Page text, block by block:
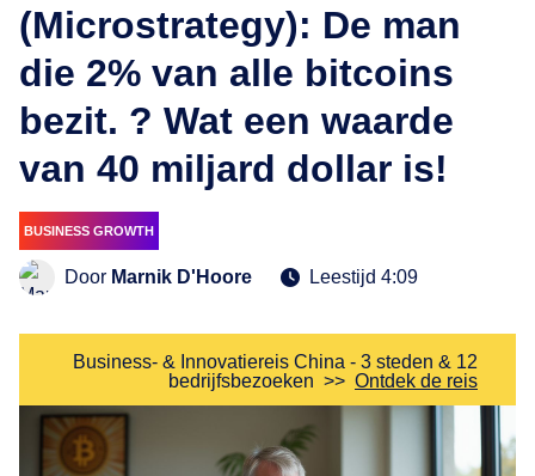
(Microstrategy): De man
die 2% van alle bitcoins
bezit. ? Wat een waarde
van 40 miljard dollar is!
BUSINESS GROWTH
Door Marnik D'Hoore Leestijd 4:09
Business- & Innovatiereis China - 3 steden & 12
bedrijfsbezoeken >> Ontdek de reis